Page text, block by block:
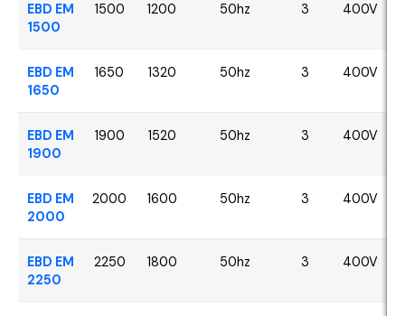
EBD EM
1500
1500 1200 50hz 3 400V
EBD EM
1650
1650 1320 50hz 3 400V
EBD EM
1900
1900 1520 50hz 3 400V
EBD EM
2000
2000 1600 50hz 3 400V
EBD EM
2250
2250 1800 50hz 3 400V